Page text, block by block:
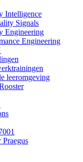
Intelligence
Signals
Engineering
Engineering
leeromgeving
Praegus